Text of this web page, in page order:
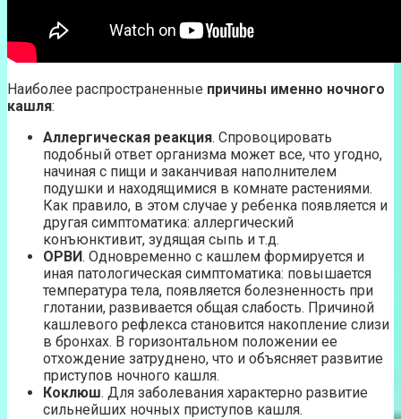
Наиболее распространенные причины именно ночного
кашля:
Аллергическая реакция. Спровоцировать
подобный ответ организма может все, что угодно,
начиная с пищи и заканчивая наполнителем
подушки и находящимися в комнате растениями.
Как правило, в этом случае у ребенка появляется и
другая симптоматика: аллергический
конъюнктивит, зудящая сыпь и т.д.
ОРВИ. Одновременно с кашлем формируется и
иная патологическая симптоматика: повышается
температура тела, появляется болезненность при
глотании, развивается общая слабость. Причиной
кашлевого рефлекса становится накопление слизи
в бронхах. В горизонтальном положении ее
отхождение затруднено, что и объясняет развитие
приступов ночного кашля.
Коклюш. Для заболевания характерно развитие
сильнейших ночных приступов кашля.